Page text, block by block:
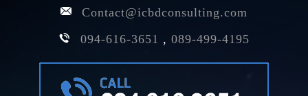
Contact@icbdconsulting.com
094-616-3651 , 089-499-4195